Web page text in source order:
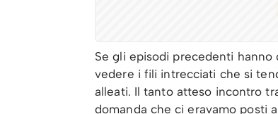
Se gli episodi precedenti
vedere i fili intrecciati che si
alleati. Il tanto atteso incontro
domanda che ci eravamo posti